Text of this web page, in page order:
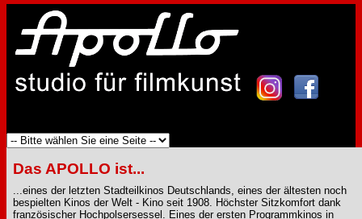
Das APOLLO ist...
...eines der letzten Stadteilkinos Deutschlands, eines der ältesten noch
bespielten Kinos der Welt - Kino seit 1908. Höchster Sitzkomfort dank
französischer Hochpolsersessel. Eines der ersten Programmkinos in